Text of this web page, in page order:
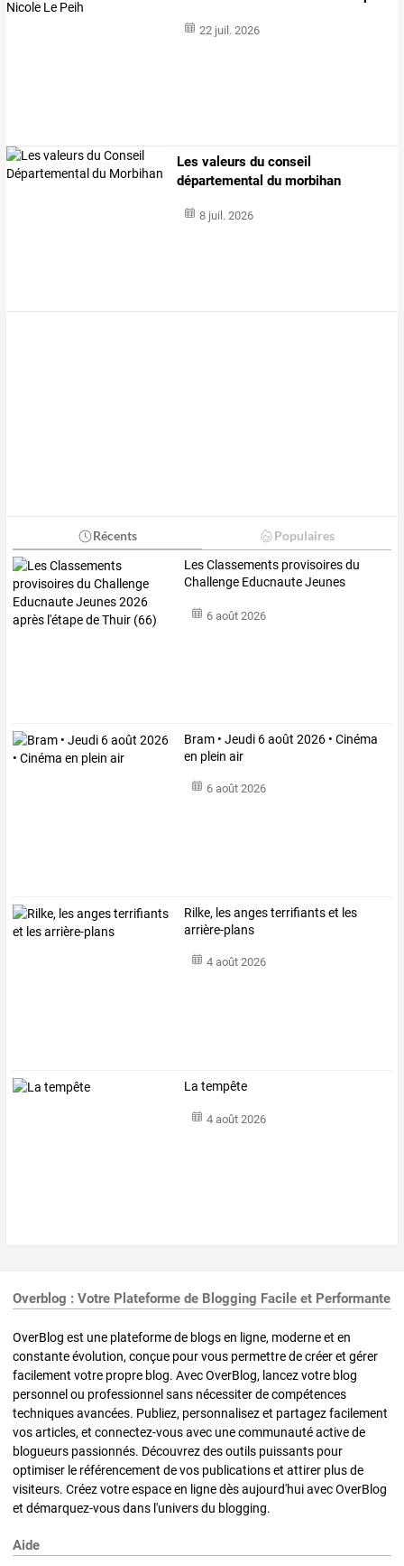
22 juil. 2026
Les valeurs du conseil
départemental du morbihan
8 juil. 2026
Récents Populaires
LesClassements provisoiresdu
Challenge EducnauteJeunes
6 août 2026
Bram • Jeudi 6 août 2026 • Cinéma
en plein air
6 août 2026
Rilke, les anges terrifiants et les
arrière-plans
4 août 2026
La tempête
4 août 2026
Overblog : Votre Plateforme de Blogging Facile et Performante
OverBlog est une plateforme de blogs en ligne, moderne et en
constante évolution, conçue pour vous permettre de créer et gérer
facilement votre propre blog. Avec OverBlog, lancez votre blog
personnel ou professionnel sans nécessiter de compétences
techniques avancées. Publiez, personnalisez et partagez facilement
vos articles, et connectez-vous avec une communauté active de
blogueurs passionnés. Découvrez des outils puissants pour
optimiser le référencement de vos publications et attirer plus de
visiteurs. Créez votre espace en ligne dès aujourd'hui avec OverBlog
et démarquez-vous dans l'univers du blogging.
Aide